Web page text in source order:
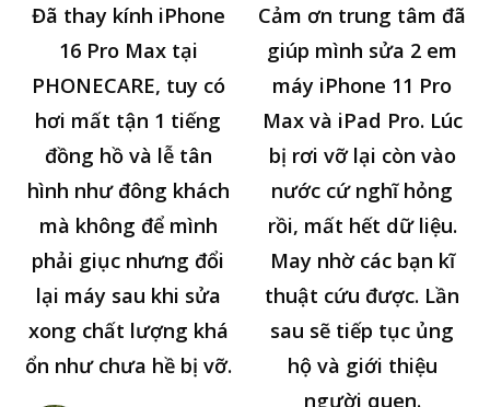
Đã thay kính iPhone
16 Pro Max tại
PHONECARE, tuy có
hơi mất tận 1 tiếng
đồng hồ và lễ tân
hình như đông khách
mà không để mình
phải giục nhưng đổi
lại máy sau khi sửa
xong chất lượng khá
ổn như chưa hề bị vỡ.
Cảm ơn trung tâm đã
giúp mình sửa 2 em
máy iPhone 11 Pro
Max và iPad Pro. Lúc
bị rơi vỡ lại còn vào
nước cứ nghĩ hỏng
rồi, mất hết dữ liệu.
May nhờ các bạn kĩ
thuật cứu được. Lần
sau sẽ tiếp tục ủng
hộ và giới thiệu
người quen.